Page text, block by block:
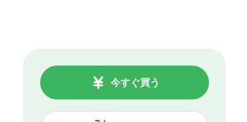
今すぐ買う